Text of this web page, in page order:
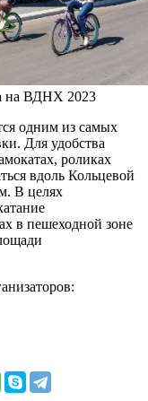
на ВДНХ 2023
одним из самых
Для удобства
роликах
вдоль Кольцевой
В целях
в пешеходной зоне